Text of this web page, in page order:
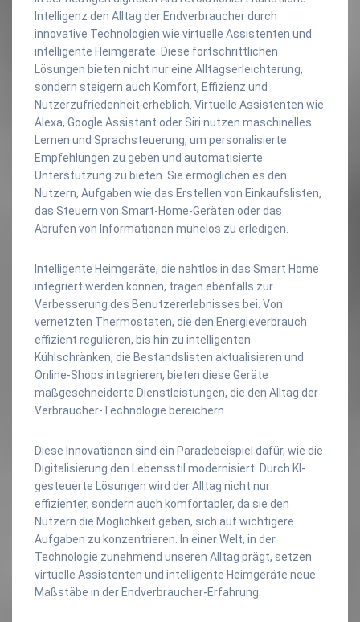
Intelligenz den Alltag der Endverbraucher durch
innovative Technologien wie virtuelle Assistenten und
intelligente Heimgeräte. Diese fortschrittlichen
Lösungen bieten nicht nur eine Alltagserleichterung,
sondern steigern auch Komfort, Effizienz und
Nutzerzufriedenheit erheblich. Virtuelle Assistenten wie
Alexa, Google Assistant oder Siri nutzen maschinelles
Lernen und Sprachsteuerung, um personalisierte
Empfehlungen zu geben und automatisierte
Unterstützung zu bieten. Sie ermöglichen es den
Nutzern, Aufgaben wie das Erstellen von Einkaufslisten,
das Steuern von Smart-Home-Geräten oder das
Abrufen von Informationen mühelos zu erledigen.
Intelligente Heimgeräte, die nahtlos in das Smart Home
integriert werden können, tragen ebenfalls zur
Verbesserung des Benutzererlebnisses bei. Von
vernetzten Thermostaten, die den Energieverbrauch
effizient regulieren, bis hin zu intelligenten
Kühlschränken, die Bestandslisten aktualisieren und
Online-Shops integrieren, bieten diese Geräte
maßgeschneiderte Dienstleistungen, die den Alltag der
Verbraucher-Technologie bereichern.
Diese Innovationen sind ein Paradebeispiel dafür, wie die
Digitalisierung den Lebensstil modernisiert. Durch KI-
gesteuerte Lösungen wird der Alltag nicht nur
effizienter, sondern auch komfortabler, da sie den
Nutzern die Möglichkeit geben, sich auf wichtigere
Aufgaben zu konzentrieren. In einer Welt, in der
Technologie zunehmend unseren Alltag prägt, setzen
virtuelle Assistenten und intelligente Heimgeräte neue
Maßstäbe in der Endverbraucher-Erfahrung.